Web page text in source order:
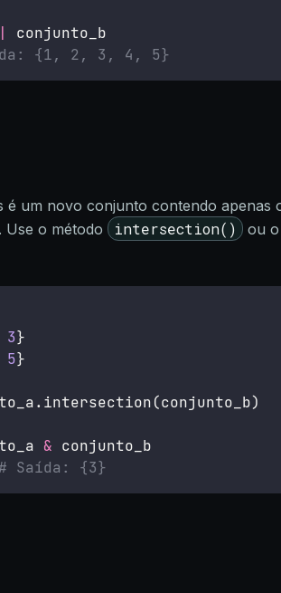
conjunto_b
{1, 2, 3, 4, 5}
é um novo conjunto contendo apenas
Use o método
intersection() ou
3}
5}
& conjunto_b
Saída: {3}